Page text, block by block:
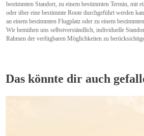
bestimmten Standort, zu einem bestimmten Termin, mit
oder über eine bestimmte Route durchgeführt werden
an einem bestimmten Flugplatz oder zu einem
Wir bemühen uns selbstverständlich, individuelle
Rahmen der verfügbaren Möglichkeiten zu
Das könnte dir auch